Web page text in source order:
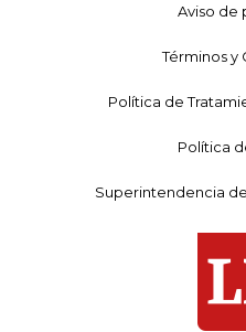
Aviso de
Términos y
Política de
Política
Superintendencia